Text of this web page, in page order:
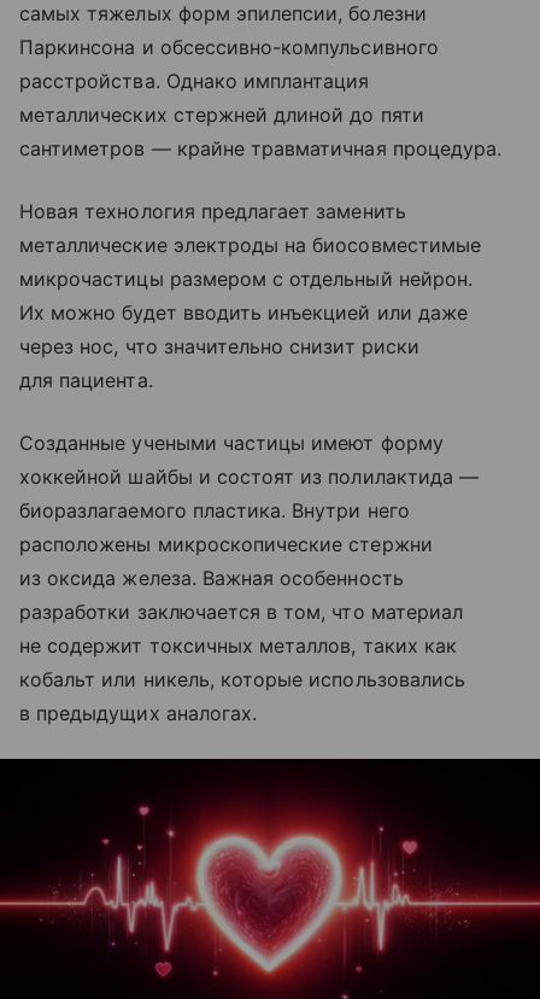
самых тяжелых форм эпилепсии, болезни
Паркинсона и обсессивно-компульсивного
расстройства. Однако имплантация
металлических стержней длиной до пяти
сантиметров — крайне травматичная процедура.
Новая технология предлагает заменить
металлические электроды на биосовместимые
микрочастицы размером с отдельный нейрон.
Их можно будет вводить инъекцией или даже
через нос, что значительно снизит риски
для пациента.
Созданные учеными частицы имеют форму
хоккейной шайбы и состоят из полилактида —
биоразлагаемого пластика. Внутри него
расположены микроскопические стержни
из оксида железа. Важная особенность
разработки заключается в том, что материал
не содержит токсичных металлов, таких как
кобальт или никель, которые использовались
в предыдущих аналогах.